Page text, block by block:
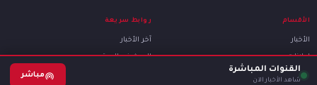
الأقسام
الأخبار
إعلانات
مقالات و تحليلات
روابط سريعة
آخر الأخبار
البحث في الموقع
القنوات المباشرة
شاهد الأخبار الآن
مباشر